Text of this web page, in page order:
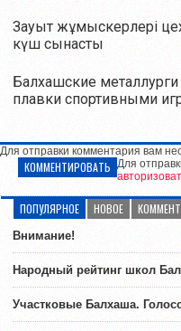
Зауыт жұмыскерлері
күш сынасты
Балхашские
плавки спортивными
Для отправки комментария вам
КОММЕНТИРОВАТЬ Для
ПОПУЛЯРНОЕ НОВОЕ
Внимание!
Народный рейтинг школ
Участковые Балхаша.